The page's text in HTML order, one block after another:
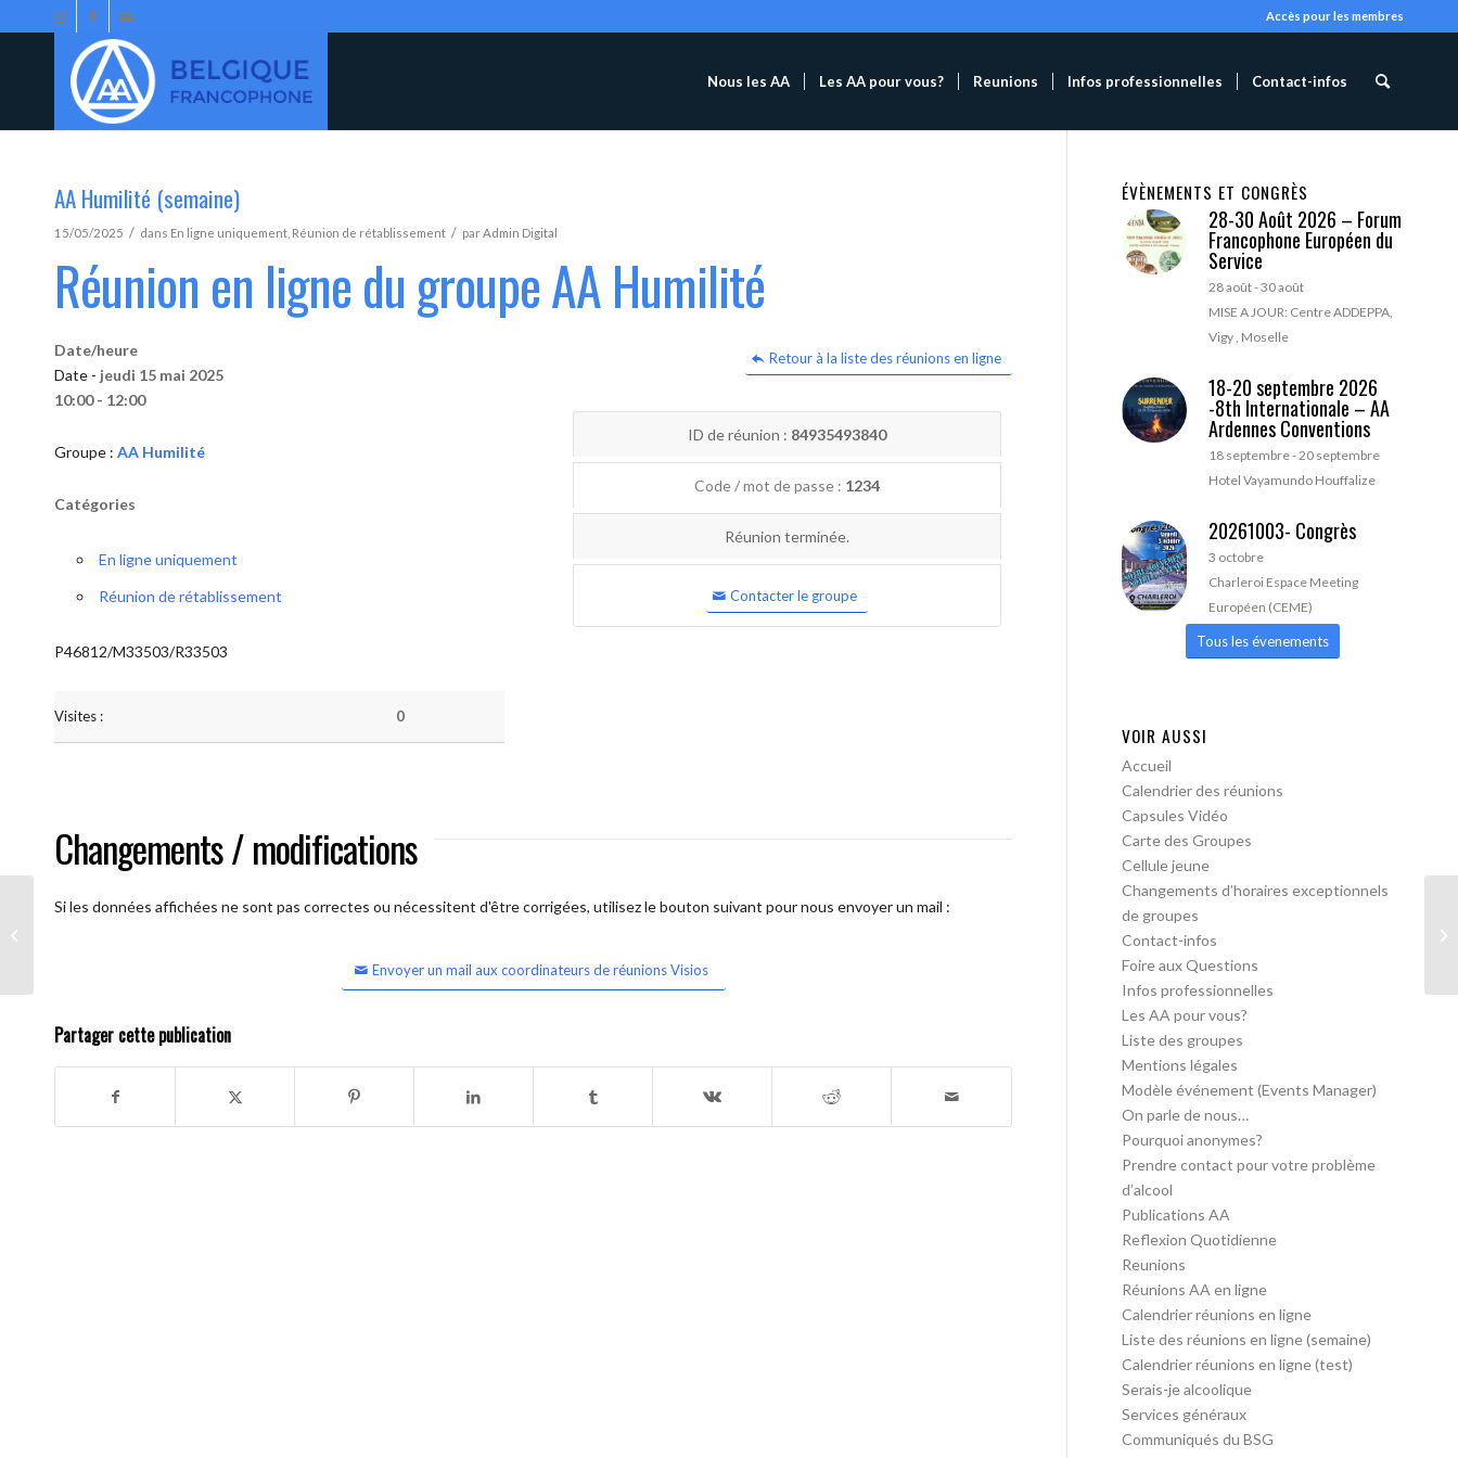
Accès pour les membres
Nous les AA Les AA pour vous? Reunions Infos professionnelles Contact-infos
AA Humilité (semaine)
15/05/2025 / dans En ligne uniquement Réunion de rétablissement / parAdmin Digital
Réunion en ligne du groupe AA Humilité
Retour à la liste des réunions en ligne
Date/heure
Date - jeudi 15 mai 2025
10:00 - 12:00
Groupe : AA Humilité
Catégories
En ligne uniquement
Réunion de rétablissement
P46812/M33503/R33503
Visites : 0
ID de réunion : 84935493840
Code / mot de passe : 1234
Réunion terminée.
Contacter le groupe
Changements / modifications
Si les données affichées ne sont pas correctes ou nécessitent d'être corrigées, utilisez le bouton suivant pour nous envoyer un mail :
Envoyer un mail aux coordinateurs de réunions Visios
Partager cette publication
ÉVÈNEMENTS ET CONGRÈS
28-30 Août 2026 – Forum
Francophone Européen du
Service
28 août-30 août
MISE A JOUR: Centre ADDEPPA,
Vigy , Moselle
18-20 septembre 2026
-8th Internationale – AA
Ardennes Conventions
18 septembre-20 septembre
Hotel Vayamundo Houffalize
20261003- Congrès
3 octobre
Charleroi Espace Meeting
Européen (CEME)
Tous les évenements
VOIR AUSSI
Accueil
Calendrier des réunions
Capsules Vidéo
Carte des Groupes
Cellule jeune
Changements d’horaires exceptionnels
de groupes
Contact-infos
Foire aux Questions
Infos professionnelles
Les AA pour vous?
Liste des groupes
Mentions légales
Modèle événement (Events Manager)
On parle de nous…
Pourquoi anonymes?
Prendre contact pour votre problème
d’alcool
Publications AA
Reflexion Quotidienne
Reunions
Réunions AA en ligne
Calendrier réunions en ligne
Liste des réunions en ligne (semaine)
Calendrier réunions en ligne (test)
Serais-je alcoolique
Services généraux
Communiqués du BSG